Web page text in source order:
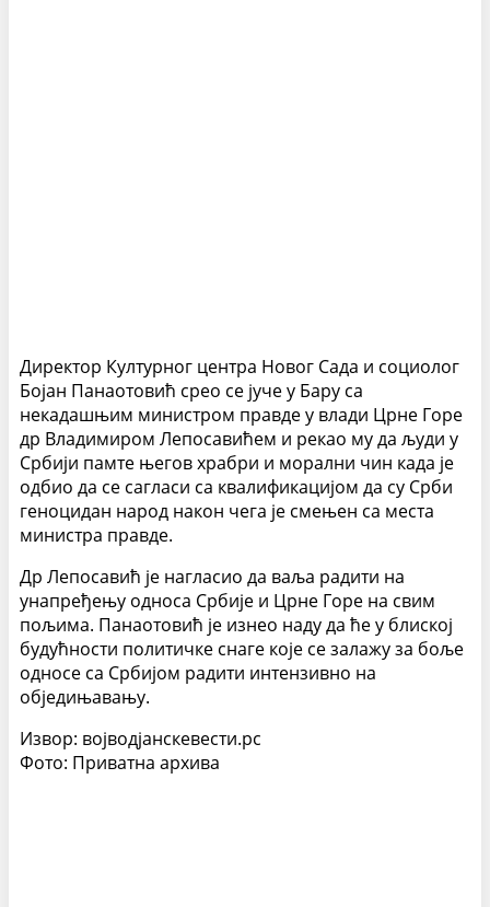
Директор Културног центра Новог Сада и социолог
Бојан Панаотовић срео се јуче у Бару са
некадашњим министром правде у влади Црне Горе
др Владимиром Лепосавићем и рекао му да људи у
Србији памте његов храбри и морални чин када је
одбио да се сагласи са квалификацијом да су Срби
геноцидан народ након чега је смењен са места
министра правде.
Др Лепосавић је нагласио да ваља радити на
унапређењу односа Србије и Црне Горе на свим
пољима. Панаотовић је изнео наду да ће у блиској
будућности политичке снаге које се залажу за боље
односе са Србијом радити интензивно на
обједињавању.
Извор: војводјанскевести.рс
Фото: Приватна архива